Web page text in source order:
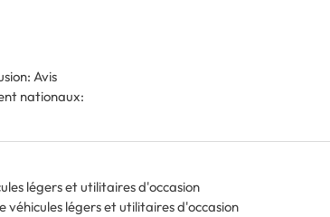
: Avis
nationaux:
légers et utilitaires d'occasion
véhicules légers et utilitaires d'occasion